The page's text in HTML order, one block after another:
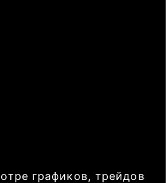
графиков, трейдов